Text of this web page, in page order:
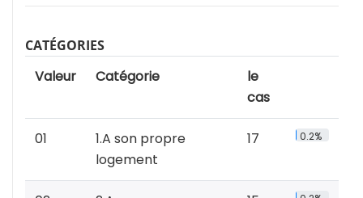
CATÉGORIES
Valeur Catégorie
le
cas
01
1.A son propre
logement
17 0.2%